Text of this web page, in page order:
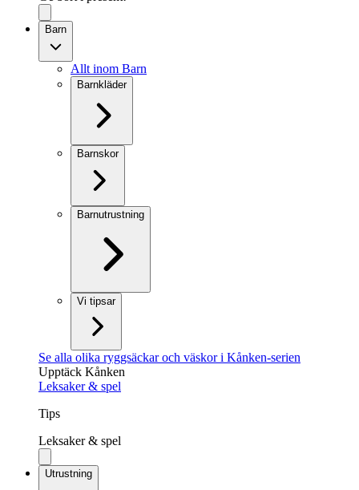
Barn
Allt inom Barn
Barnkläder
Barnskor
Barnutrustning
Vi tipsar
Se alla olika ryggsäckar och väskor i Kånken-serien
Upptäck Kånken
Leksaker & spel
Tips
Leksaker & spel
Utrustning